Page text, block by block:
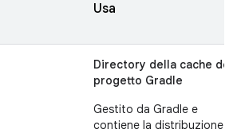
Usa
Directory della cache del
progetto Gradle
Gestito da Gradle e
contiene la distribuzione